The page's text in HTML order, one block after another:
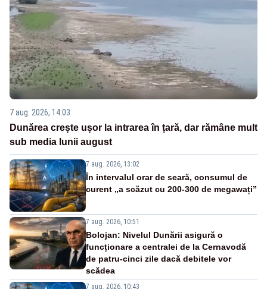
7 aug. 2026, 14:03
Dunărea crește ușor la intrarea în țară, dar rămâne mult
sub media lunii august
7 aug. 2026, 13:02
În intervalul orar de seară, consumul de
curent „a scăzut cu 200-300 de megawați”
7 aug. 2026, 10:51
Bolojan: Nivelul Dunării asigură o
funcționare a centralei de la Cernavodă
de patru-cinci zile dacă debitele vor
scădea
7 aug. 2026, 10:43